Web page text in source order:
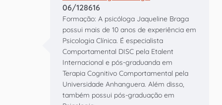
06/128616
Formação: A psicóloga Jaqueline Braga
possui mais de 10 anos de experiência em
Psicologia Clínica. É especialista
Comportamental DISC pela Etalent
Internacional e pós-graduanda em
Terapia Cognitivo Comportamental pela
Universidade Anhanguera. Além disso,
também possui pós-graduação em